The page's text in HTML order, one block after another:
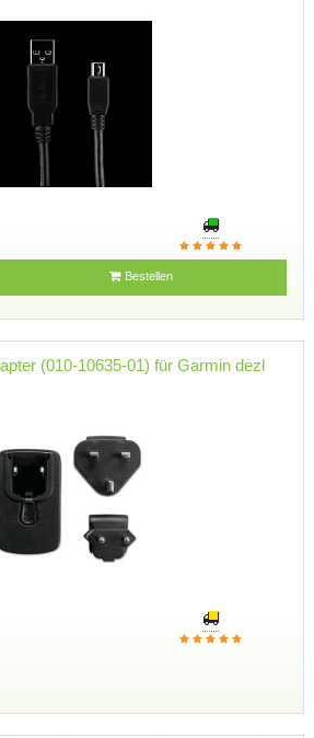
Bestellen
(010-10635-01) für Garmin dezl